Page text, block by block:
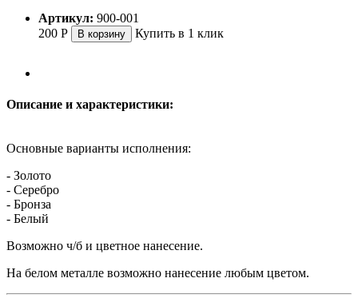
Артикул: 900-001
200 Р В корзину Купить в 1 клик
Описание и характеристики:
Основные варианты исполнения:
- Золото
- Серебро
- Бронза
- Белый
Возможно ч/б и цветное нанесение.
На белом металле возможно нанесение любым цветом.